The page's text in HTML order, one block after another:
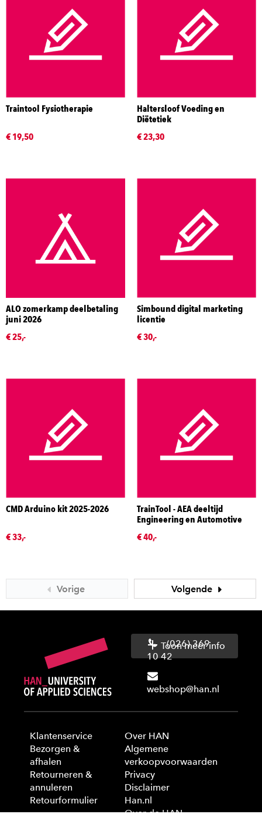
Traintool Fysiotherapie
€ 19,50
Haltersloof Voeding en
Diëtetiek
€ 23,30
ALO zomerkamp deelbetaling
juni 2026
€ 25,-
Simbound digital marketing
licentie
€ 30,-
CMD Arduino kit 2025-2026
€ 33,-
TrainTool - AEA deeltijd
Engineering en Automotive
€ 40,-
Vorige Volgende
(026) 369
10 42
webshop@han.nl
Toon meer info
Klantenservice
Bezorgen &
afhalen
Retourneren &
annuleren
Retourformulier
Over HAN
Algemene
verkoopvoorwaarden
Privacy
Disclaimer
Han.nl
Over de HAN